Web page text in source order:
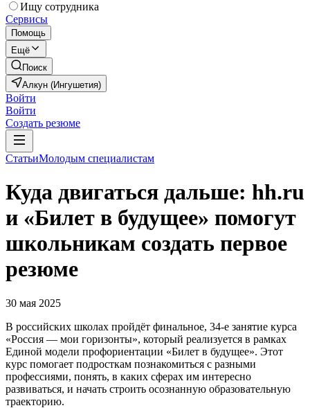
Ищу сотрудника
Сервисы
Помощь
Ещё
Поиск
Алкун (Ингушетия)
Войти
Войти
Создать резюме
СтатьиМолодым специалистам
Куда двигаться дальше: hh.ru
и «Билет в будущее» помогут
школьникам создать первое
резюме
30 мая 2025
В российских школах пройдёт финальное, 34-е занятие курса
«Россия — мои горизонты», который реализуется в рамках
Единой модели профориентации «Билет в будущее». Этот
курс помогает подросткам познакомиться с разными
профессиями, понять, в каких сферах им интересно
развиваться, и начать строить осознанную образовательную
траекторию.